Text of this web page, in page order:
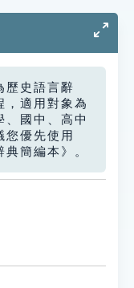
歷史語言辭
，適用對象為
、國中、高中
您優先使用
典簡編本》。